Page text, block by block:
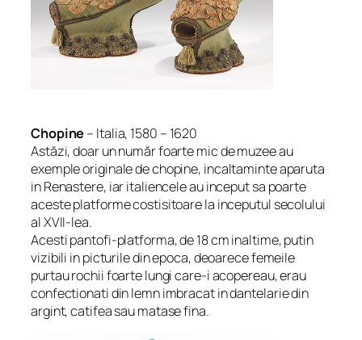
Chopine – Italia, 1580 – 1620
Astăzi, doar un număr foarte mic de muzee au
exemple originale de chopine, incaltaminte aparuta
in Renastere, iar italiencele au inceput sa poarte
aceste platforme costisitoare la inceputul secolului
al XVII-lea.
Acesti pantofi-platforma, de 18 cm inaltime, putin
vizibili in picturile din epoca, deoarece femeile
purtau rochii foarte lungi care-i acopereau, erau
confectionati din lemn imbracat in dantelarie din
argint, catifea sau matase fina.